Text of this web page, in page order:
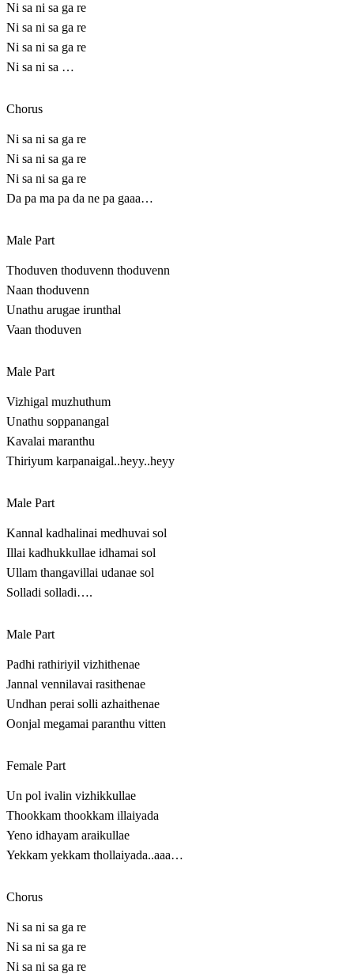
Ni sa ni sa ga re
Ni sa ni sa ga re
Ni sa ni sa ga re
Ni sa ni sa …
Chorus
Ni sa ni sa ga re
Ni sa ni sa ga re
Ni sa ni sa ga re
Da pa ma pa da ne pa gaaa…
Male Part
Thoduven thoduvenn thoduvenn
Naan thoduvenn
Unathu arugae irunthal
Vaan thoduven
Male Part
Vizhigal muzhuthum
Unathu soppanangal
Kavalai maranthu
Thiriyum karpanaigal..heyy..heyy
Male Part
Kannal kadhalinai medhuvai sol
Illai kadhukkullae idhamai sol
Ullam thangavillai udanae sol
Solladi solladi….
Male Part
Padhi rathiriyil vizhithenae
Jannal vennilavai rasithenae
Undhan perai solli azhaithenae
Oonjal megamai paranthu vitten
Female Part
Un pol ivalin vizhikkullae
Thookkam thookkam illaiyada
Yeno idhayam araikullae
Yekkam yekkam thollaiyada..aaa…
Chorus
Ni sa ni sa ga re
Ni sa ni sa ga re
Ni sa ni sa ga re